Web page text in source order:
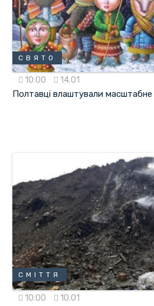
СВЯТО
10:00 14.01
Полтавці влаштували
СМІТТЯ
10:00 10.01